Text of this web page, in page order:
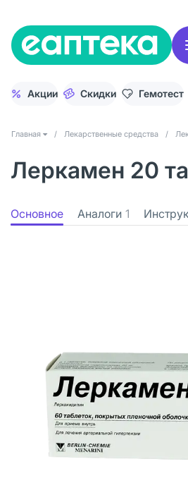
Акции Скидки Гемотест
Главная / Лекарственные средства /
Леркамен 20
Основное Аналоги 1